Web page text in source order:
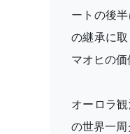
ートの後
の継承に
マオヒの
オーロラ
の世界一